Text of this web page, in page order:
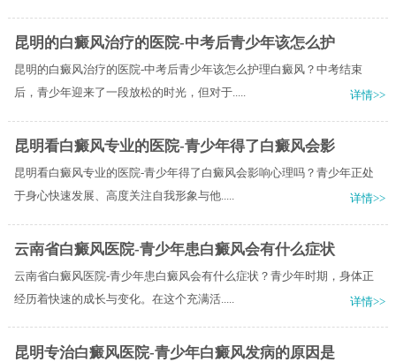
昆明的白癜风治疗的医院-中考后青少年该怎么护
昆明的白癜风治疗的医院-中考后青少年该怎么护理白癜风？中考结束
后，青少年迎来了一段放松的时光，但对于.....
详情>>
昆明看白癜风专业的医院-青少年得了白癜风会影
昆明看白癜风专业的医院-青少年得了白癜风会影响心理吗？青少年正处
于身心快速发展、高度关注自我形象与他.....
详情>>
云南省白癜风医院-青少年患白癜风会有什么症状
云南省白癜风医院-青少年患白癜风会有什么症状？青少年时期，身体正
经历着快速的成长与变化。在这个充满活.....
详情>>
昆明专治白癜风医院-青少年白癜风发病的原因是